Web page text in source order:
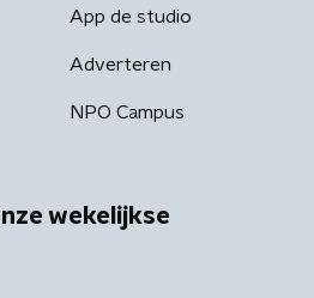
App de studio
Adverteren
NPO Campus
wekelijkse